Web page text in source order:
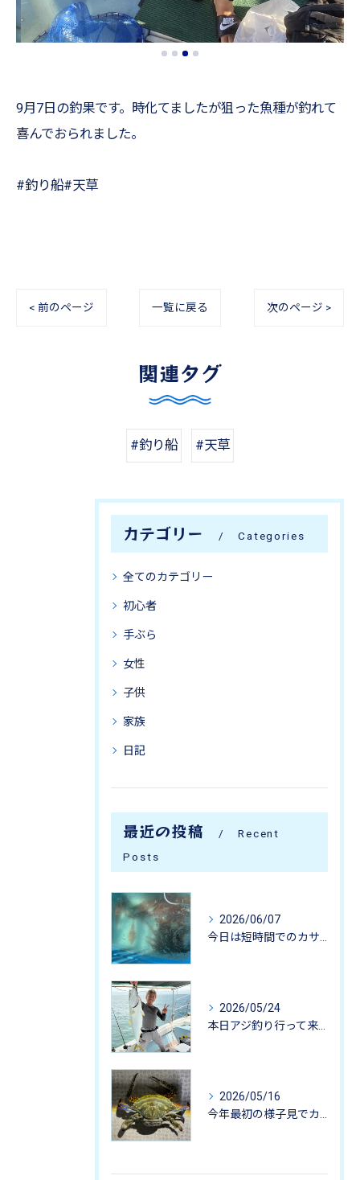
9月7日の釣果です。時化てましたが狙った魚種が釣れて
喜んでおられました。
#釣り船#天草
< 前のページ 一覧に戻る 次のページ >
関連タグ
#釣り船 #天草
カテゴリー Categories
全てのカテゴリー
初心者
手ぶら
女性
子供
家族
日記
最近の投稿
Recent
Posts
2026/06/07
2026/05/24
2026/05/16